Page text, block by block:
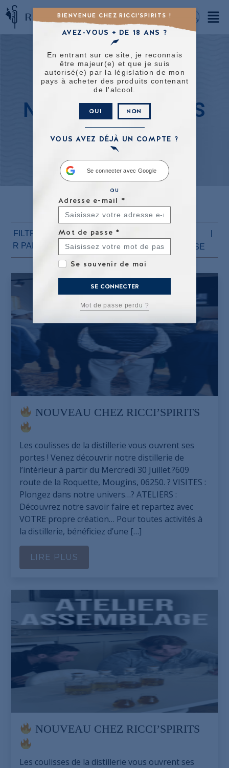
NOS ACTUALITES
FILTRE
R PAR :
TOUT
LES SALONS
PRESSE
NOUVEAU CHEZ RICCI’SPIRITS
Les coulisses de la distillerie vous ouvrent ses
portes ! Venez découvrir notre distillerie de
l’intérieur à partir du Mercredi 30 Juillet.?609
route de la Roquette, Mougins, 06250. ? VISITES :
Plongez dans notre univers…? ATELIERS :
Découvrez notre savoir faire et repartez avec
VOTRE propre création… Pour toutes activités à
la distillerie, bénéficiez d’une […]
LIRE PLUS
NOUVEAU CHEZ RICCI’SPIRITS
Les coulisses de la distillerie vous ouvrent ses
BIENVENUE CHEZ RICCI'SPIRITS !
AVEZ-VOUS + DE 18 ANS ?
En entrant sur ce site, je reconnais
être majeur(e) et que je suis
autorisé(e) par la législation de mon
pays à acheter des produits contenant
de l'alcool.
OUI NON
VOUS AVEZ DÉJÀ UN COMPTE ?
Se connecter avec Google
OU
Adresse e-mail *
Mot de passe *
Se souvenir de moi
SE CONNECTER
Mot de passe perdu ?